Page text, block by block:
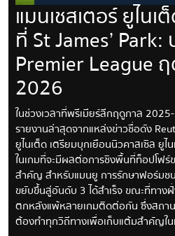
แมนเชสเตอร์ ยูไน
ที่ St James’
Premier League
2026
ในช่วงเวลาที่พรีเมียร์ลีกฤดูกาล
รายงานล่าสุดจากแหล่งข่าวชื่อดัง
ยูไนเต็ด เตรียมบุกเยือนนิวคาสเซิล ยู
ในเกมที่จะมีผลต่อการชิงพื้นที่ท็อปโฟร์
สำคัญ สำหรับแมนยู การรักษาฟอร์มช
ขยับขึ้นสู่อันดับ 3 ได้สำเร็จ ขณะที่ทา
ตกหลังแพ้หลายเกมติดต่อกัน ซึ่งสถ
ต้องทำทุกวิถีทางเพื่อเก็บแต้มสำคัญใน